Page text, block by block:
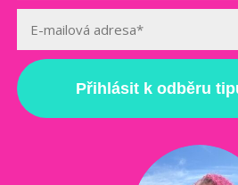
Přihlásit k odběru